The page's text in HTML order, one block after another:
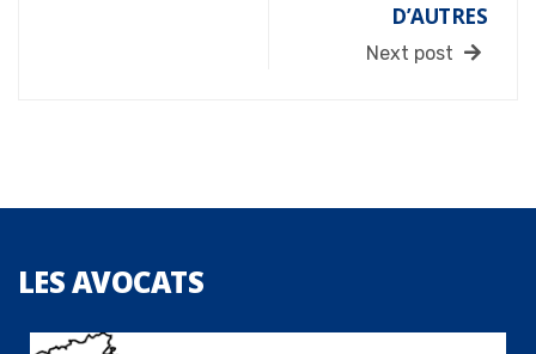
D’AUTRES
Next post
LESAVOCATS